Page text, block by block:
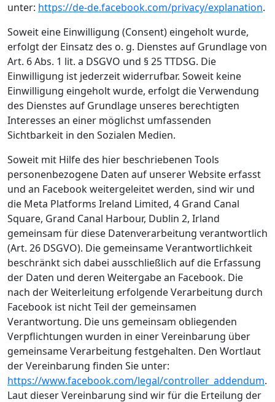
unter: https://de-de.facebook.com/privacy/explanation.
Soweit eine Einwilligung (Consent) eingeholt wurde,
erfolgt der Einsatz des o. g. Dienstes auf Grundlage von
Art. 6 Abs. 1 lit. a DSGVO und § 25 TTDSG. Die
Einwilligung ist jederzeit widerrufbar. Soweit keine
Einwilligung eingeholt wurde, erfolgt die Verwendung
des Dienstes auf Grundlage unseres berechtigten
Interesses an einer möglichst umfassenden
Sichtbarkeit in den Sozialen Medien.
Soweit mit Hilfe des hier beschriebenen Tools
personenbezogene Daten auf unserer Website erfasst
und an Facebook weitergeleitet werden, sind wir und
die Meta Platforms Ireland Limited, 4 Grand Canal
Square, Grand Canal Harbour, Dublin 2, Irland
gemeinsam für diese Datenverarbeitung verantwortlich
(Art. 26 DSGVO). Die gemeinsame Verantwortlichkeit
beschränkt sich dabei ausschließlich auf die Erfassung
der Daten und deren Weitergabe an Facebook. Die
nach der Weiterleitung erfolgende Verarbeitung durch
Facebook ist nicht Teil der gemeinsamen
Verantwortung. Die uns gemeinsam obliegenden
Verpflichtungen wurden in einer Vereinbarung über
gemeinsame Verarbeitung festgehalten. Den Wortlaut
der Vereinbarung finden Sie unter:
https://www.facebook.com/legal/controller_addendum.
Laut dieser Vereinbarung sind wir für die Erteilung der